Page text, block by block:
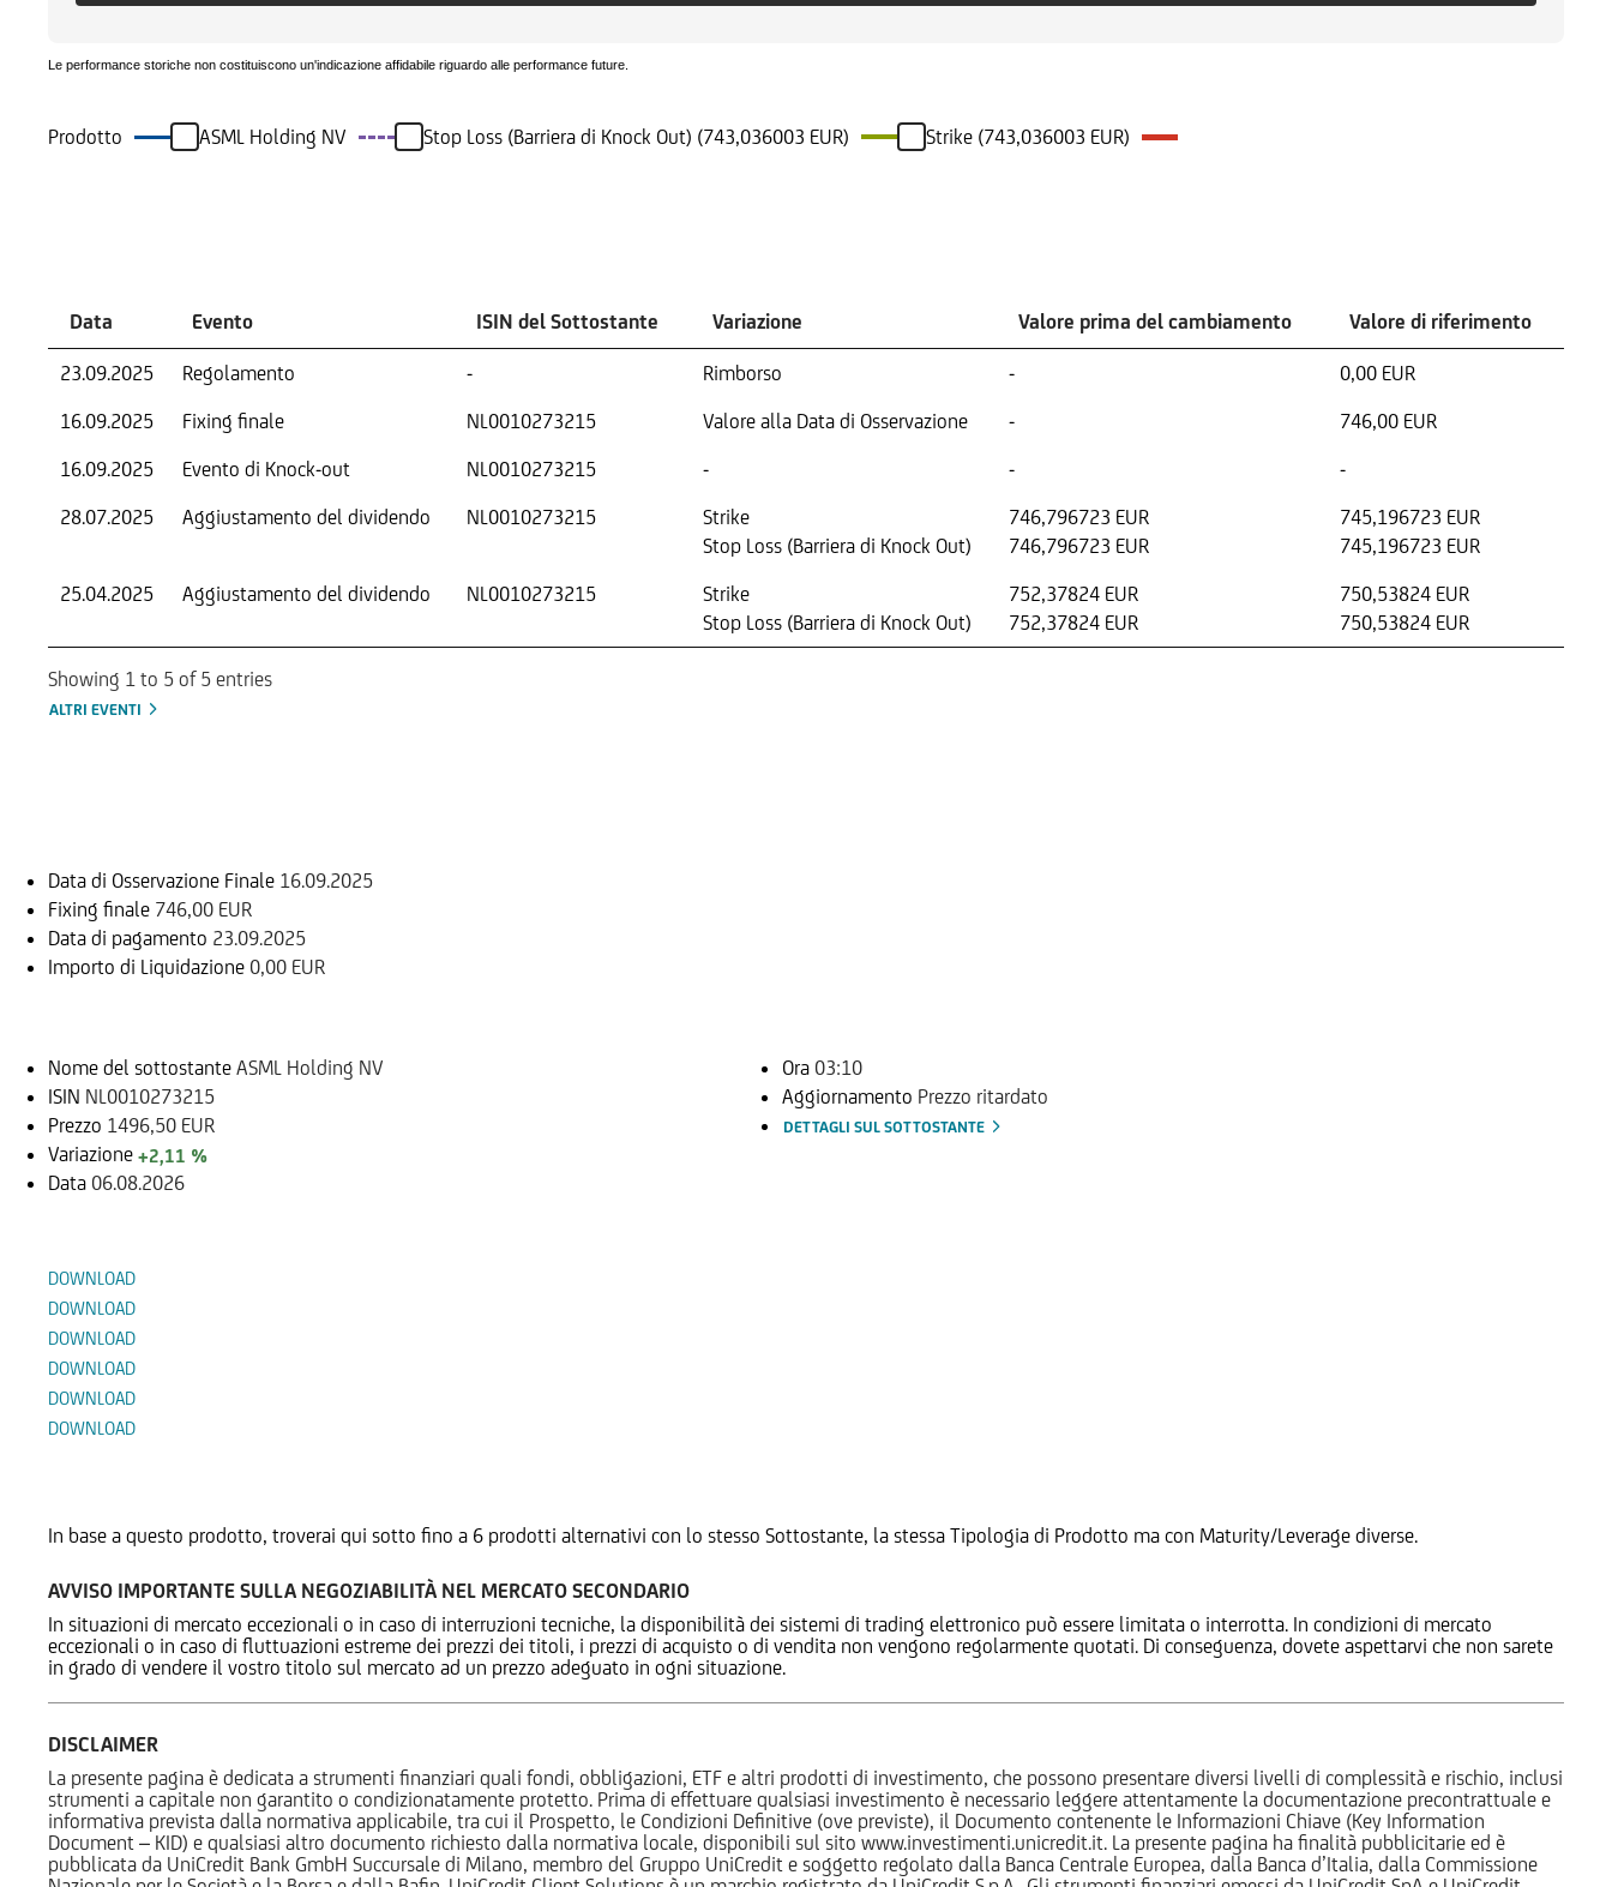
Le performance storiche non costituiscono un'indicazione affidabile riguardo alle performance future.
Prodotto ASML Holding NV Stop Loss (Barriera di Knock Out) (743,036003 EUR) Strike (743,036003 EUR)
Data Evento ISIN del Sottostante Variazione Valore prima del cambiamento Valore di riferimento
23.09.2025 Regolamento - Rimborso -
0,00 EUR
16.09.2025
Fixing finale NL0010273215 Valore alla Data di Osservazione -
746,00 EUR
16.09.2025
Evento di Knock-out NL0010273215 - -
-
28.07.2025
Aggiustamento del dividendo NL0010273215
Strike
Stop Loss (Barriera di Knock Out)
746,796723 EUR
746,796723 EUR
745,196723 EUR
745,196723 EUR
25.04.2025
Aggiustamento del dividendo NL0010273215
Strike
Stop Loss (Barriera di Knock Out)
752,37824 EUR
752,37824 EUR
750,53824 EUR
750,53824 EUR
Showing 1 to 5 of 5 entries
ALTRI EVENTI
Data di Osservazione Finale 16.09.2025
Fixing finale 746,00 EUR
Data di pagamento 23.09.2025
Importo di Liquidazione 0,00 EUR
Nome del sottostante ASML Holding NV
ISIN NL0010273215
Prezzo 1496,50 EUR
Variazione +2,11 %
Data 06.08.2026
Ora 03:10
Aggiornamento Prezzo ritardato
DETTAGLI SUL SOTTOSTANTE
DOWNLOAD
DOWNLOAD
DOWNLOAD
DOWNLOAD
DOWNLOAD
DOWNLOAD
In base a questo prodotto, troverai qui sotto fino a 6 prodotti alternativi con lo stesso Sottostante, la stessa Tipologia di Prodotto ma con Maturity/Leverage diverse.
AVVISO IMPORTANTE SULLA NEGOZIABILITÀ NEL MERCATO SECONDARIO
In situazioni di mercato eccezionali o in caso di interruzioni tecniche, la disponibilità dei sistemi di trading elettronico può essere limitata o interrotta. In condizioni di mercato
eccezionali o in caso di fluttuazioni estreme dei prezzi dei titoli, i prezzi di acquisto o di vendita non vengono regolarmente quotati. Di conseguenza, dovete aspettarvi che non sarete
in grado di vendere il vostro titolo sul mercato ad un prezzo adeguato in ogni situazione.
DISCLAIMER
La presente pagina è dedicata a strumenti finanziari quali fondi, obbligazioni, ETF e altri prodotti di investimento, che possono presentare diversi livelli di complessità e rischio, inclusi
strumenti a capitale non garantito o condizionatamente protetto. Prima di effettuare qualsiasi investimento è necessario leggere attentamente la documentazione precontrattuale e
informativa prevista dalla normativa applicabile, tra cui il Prospetto, le Condizioni Definitive (ove previste), il Documento contenente le Informazioni Chiave (Key Information
Document – KID) e qualsiasi altro documento richiesto dalla normativa locale, disponibili sul sito www.investimenti.unicredit.it. La presente pagina ha finalità pubblicitarie ed è
pubblicata da UniCredit Bank GmbH Succursale di Milano, membro del Gruppo UniCredit e soggetto regolato dalla Banca Centrale Europea, dalla Banca d’Italia, dalla Commissione